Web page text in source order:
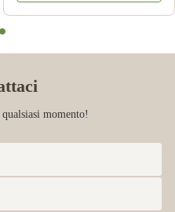
momento!